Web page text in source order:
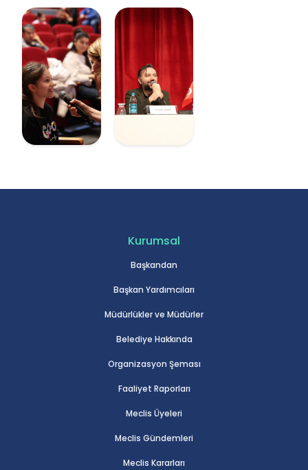
Kurumsal
Başkandan
Başkan Yardımcıları
Müdürlükler ve Müdürler
Belediye Hakkında
Organizasyon Şeması
Faaliyet Raporları
Meclis Üyeleri
Meclis Gündemleri
Meclis Kararları